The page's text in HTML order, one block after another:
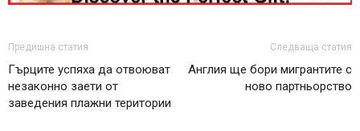
Предишна статия
Гърците успяха да отвоюват
незаконно заети от
заведения плажни територии
Следваща статия
Англия ще бори мигрантите с
ново партньорство